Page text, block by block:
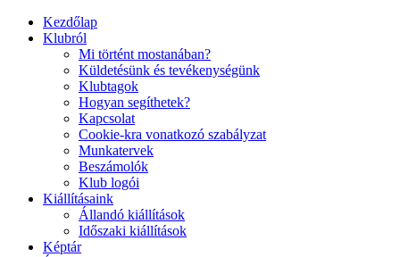
Kezdőlap
Klubról
Mi történt mostanában?
Küldetésünk és tevékenységünk
Klubtagok
Hogyan segíthetek?
Kapcsolat
Cookie-kra vonatkozó szabályzat
Munkatervek
Beszámolók
Klub logói
Kiállításaink
Állandó kiállítások
Időszaki kiállítások
Képtár